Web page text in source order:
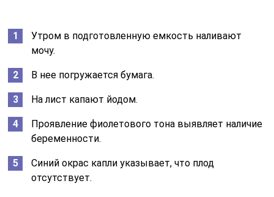
Утром в подготовленную емкость наливают
мочу.
В нее погружается бумага.
На лист капают йодом.
Проявление фиолетового тона выявляет наличие
беременности.
Синий окрас капли указывает, что плод
отсутствует.